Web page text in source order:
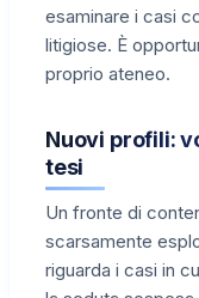
esaminare i casi
litigiose. È
proprio ateneo.
Nuovi profili:
tesi
Un fronte di
scarsamente
riguarda i casi in